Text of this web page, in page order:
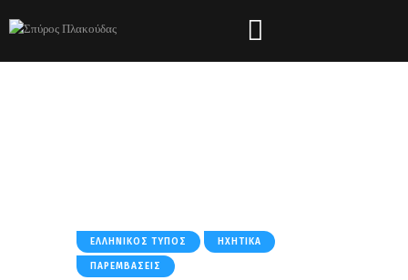
ΕΛΛΗΝΙΚΌΣ ΤΎΠΟΣ ΗΧΗΤΙΚΆ
ΠΑΡΕΜΒΆΣΕΙΣ